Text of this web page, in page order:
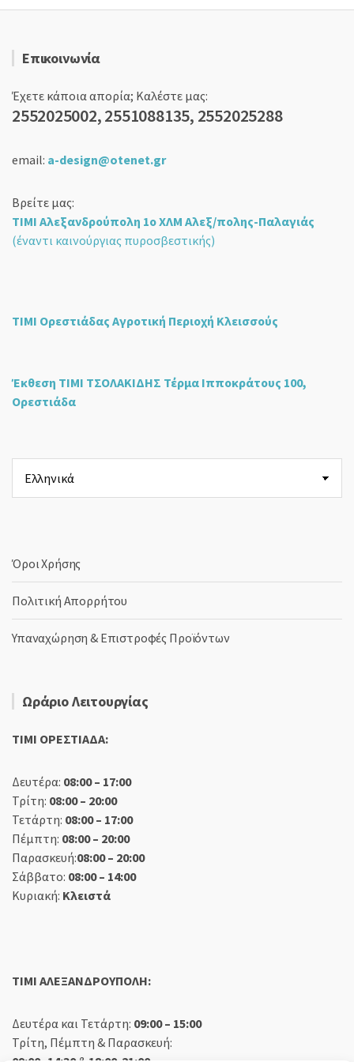
Επικοινωνία
Έχετε κάποια απορία; Καλέστε μας:
2552025002, 2551088135, 2552025288
email: a-design@otenet.gr
Βρείτε μας:
ΤΙΜΙ Αλεξανδρούπολη 1ο ΧΛΜ Αλεξ/πολης-Παλαγιάς
(έναντι καινούργιας πυροσβεστικής)
ΤΙΜΙ Ορεστιάδας Αγροτική Περιοχή Κλεισσούς
Έκθεση ΤΙΜΙ ΤΣΟΛΑΚΙΔΗΣ Τέρμα Ιπποκράτους 100,
Ορεστιάδα
μια
γλώσσα
Όροι Χρήσης
Πολιτική Απορρήτου
Υπαναχώρηση & Επιστροφές Προϊόντων
Ωράριο Λειτουργίας
TIMI ΟΡΕΣΤΙΑΔΑ:
Δευτέρα: 08:00 – 17:00
Τρίτη: 08:00 – 20:00
Τετάρτη: 08:00 – 17:00
Πέμπτη: 08:00 – 20:00
Παρασκευή:08:00 – 20:00
Σάββατο: 08:00 – 14:00
Κυριακή: Κλειστά
TIMI ΑΛΕΞΑΝΔΡΟΥΠΟΛΗ:
Δευτέρα και Τετάρτη: 09:00 – 15:00
Τρίτη, Πέμπτη & Παρασκευή: